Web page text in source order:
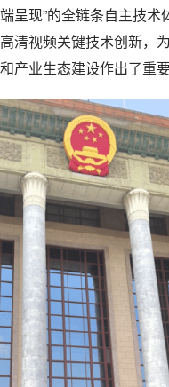
现”的全链条自主技术
清视频关键技术创新，
产业生态建设作出了重要